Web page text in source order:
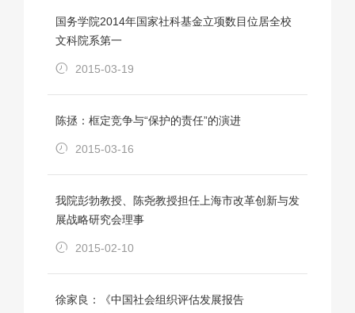
国务学院2014年国家社科基金立项数目位居全校
文科院系第一
2015-03-19
陈拯：框定竞争与“保护的责任”的演进
2015-03-16
我院彭勃教授、陈尧教授担任上海市改革创新与发
展战略研究会理事
2015-02-10
徐家良：《中国社会组织评估发展报告